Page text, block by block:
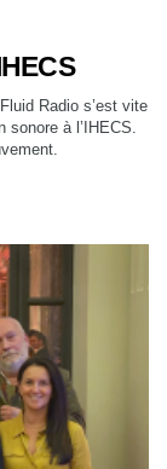
Radio s’est vite
sonore à l’IHECS.